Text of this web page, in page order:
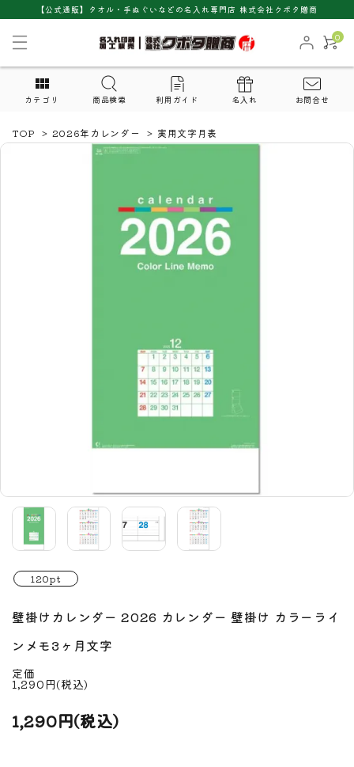
【公式通販】タオル・手ぬぐいなどの名入れ専門店 株式会社クボタ贈商
0
カテゴリ 商品検索 利用ガイド 名入れ お問合せ
TOP > 2026年カレンダー > 実用文字月表
120pt
壁掛けカレンダー 2026 カレンダー 壁掛け カラーライ
ンメモ3ヶ月文字
定価
1,290円(税込)
1,290円(税込)